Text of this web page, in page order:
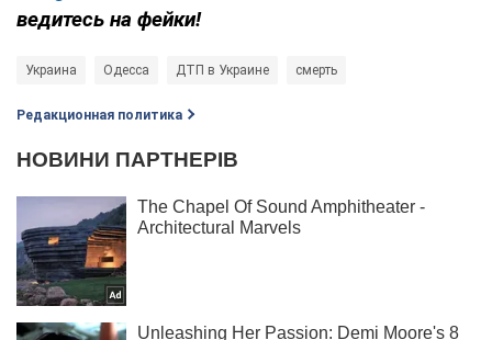
ведитесь на фейки!
Украина Одесса ДТП в Украине смерть
Редакционная политика